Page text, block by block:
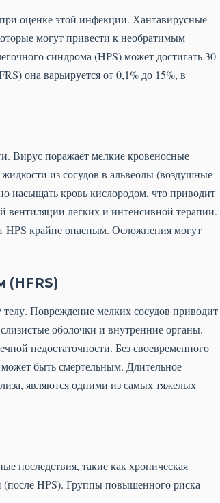
оценке этой инфекции. Хантавирусные
могут привести к необратимым
синдрома (HPS) может достигать 30-
она варьируется от 0,1% до 15%, в
Вирус поражает мелкие кровеносные
из сосудов в альвеолы (воздушные
насыщать кровь кислородом, что приводит
вентиляции легких и интенсивной терапии.
HPS крайне опасным. Осложнения могут
(HFRS)
Повреждение мелких сосудов приводит
оболочки и внутренние органы.
недостаточности. Без своевременного
быть смертельным. Длительное
являются одними из самых тяжелых
последствия, такие как хроническая
HPS). Группы повышенного риска